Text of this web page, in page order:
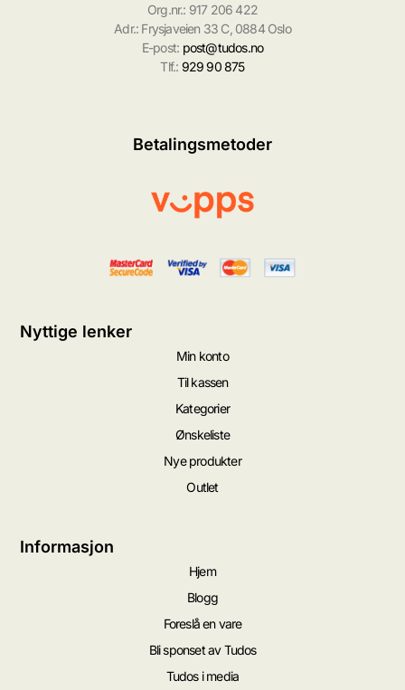
Org.nr.: 917 206 422
Adr.: Frysjaveien 33 C, 0884 Oslo
E-post: post@tudos.no
Tlf.: 929 90 875
Betalingsmetoder
Nyttige lenker
Min konto
Til kassen
Kategorier
Ønskeliste
Nye produkter
Outlet
Informasjon
Hjem
Blogg
Foreslå en vare
Bli sponset av Tudos
Tudos i media